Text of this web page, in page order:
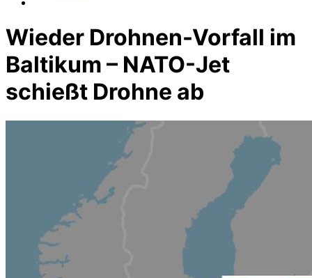
Wieder Drohnen-Vorfall im
Baltikum – NATO-Jet
schießt Drohne ab